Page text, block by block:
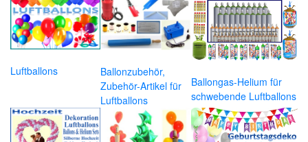
Luftballons
Ballonzubehör,
Zubehör-Artikel für
Luftballons
Ballongas-Helium für
schwebende Luftballons